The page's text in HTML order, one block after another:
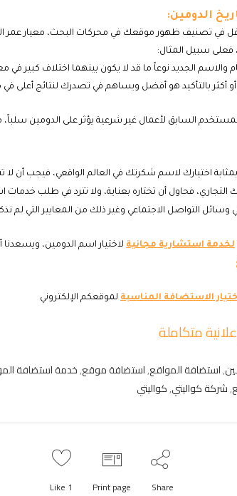
الدومين:
في تصنيف ظهور موقعك في محركات البحث، معيار عمر
فعلى سبيل المثال:
الجديد نوعاً ما قد لا يكون بينهما اختلاف كبير في
أكثر بالتأكيد هو أفضل ويساهم في تصدرك لنتائج أعلى
المستخدم السابق لأعمال غير شرعية يؤثر على الدومين
اختيارك لاسم شكرتك في العالم الواقعي، فيجب أن لا
فحاول أن تختاره بعناية، ولا تترد في طلب خدمات
وسائل التواصل الاجتماعي وغير ذلك من المعايير التي لم
لخدمة استشارية مجانية لاختيار اسم الدومين، ويسعدنا
الاستضافة المناسبة لموقعكم الإلكتروني
متكاملة
,استضافة المواقع,استضافة موقع,خدمة استضافة
,شركة كواليتي,كواليتي
Share
Print page
1